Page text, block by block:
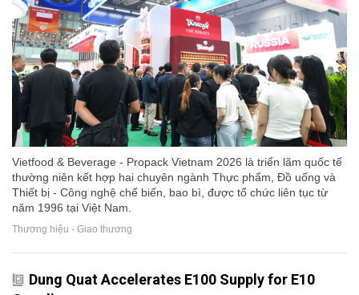
Vietfood & Beverage - Propack Vietnam 2026 là triển lãm quốc tế
thường niên kết hợp hai chuyên ngành Thực phẩm, Đồ uống và
Thiết bị - Công nghệ chế biến, bao bì, được tổ chức liên tục từ
năm 1996 tại Việt Nam.
Thương hiệu - Giao thương
Dung Quat Accelerates E100 Supply for E10